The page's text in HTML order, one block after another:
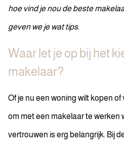
hoe vind je nou de beste
geven we je wat tips.
Waar let je op bij het
makelaar?
Of je nu een woning wilt kopen of
om met een makelaar te werken
vertrouwen is erg belangrijk. Bij